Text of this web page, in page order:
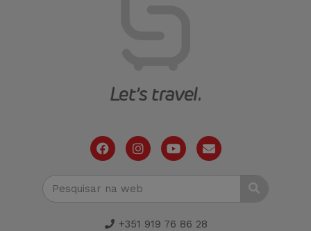
+351 919 76 86 28